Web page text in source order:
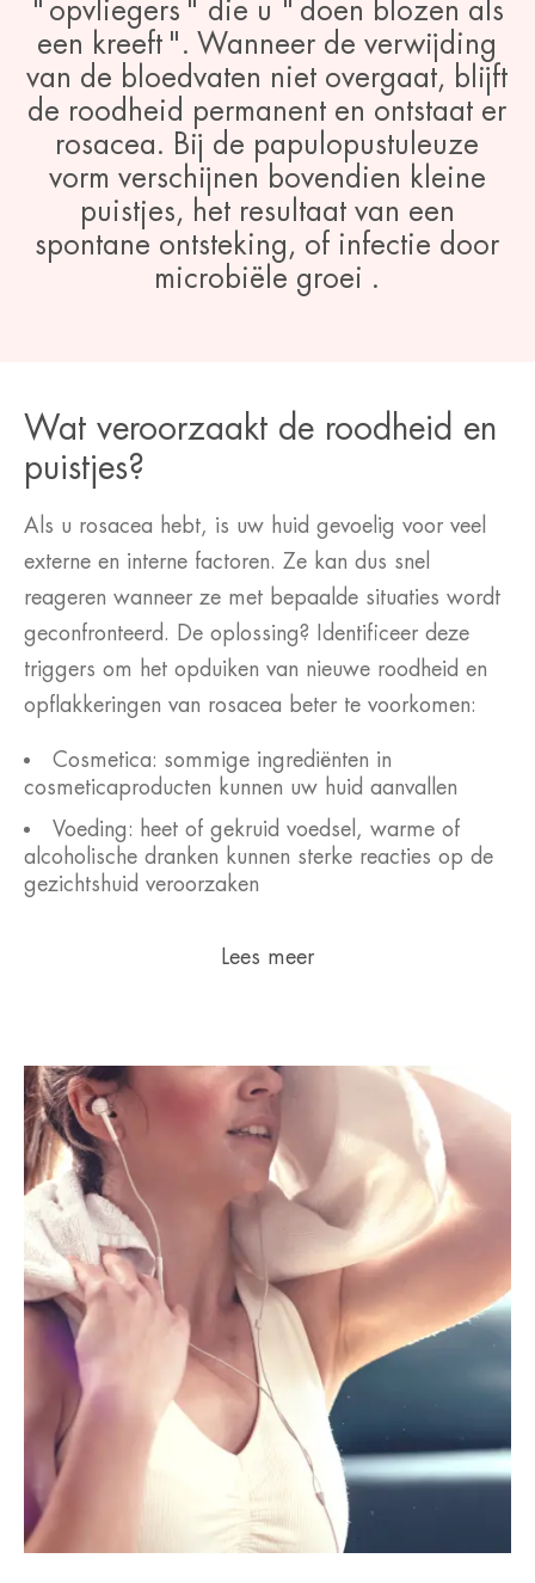
" opvliegers " die u " doen blozen als
een kreeft ". Wanneer de verwijding
van de bloedvaten niet overgaat, blijft
de roodheid permanent en ontstaat er
rosacea. Bij de papulopustuleuze
vorm verschijnen bovendien kleine
puistjes, het resultaat van een
spontane ontsteking, of infectie door
microbiële groei .
Wat veroorzaakt de roodheid en
puistjes?
Als u rosacea hebt, is uw huid gevoelig voor veel
externe en interne factoren. Ze kan dus snel
reageren wanneer ze met bepaalde situaties wordt
geconfronteerd. De oplossing? Identificeer deze
triggers om het opduiken van nieuwe roodheid en
opflakkeringen van rosacea beter te voorkomen:
Cosmetica: sommige ingrediënten in
cosmeticaproducten kunnen uw huid aanvallen
Voeding: heet of gekruid voedsel, warme of
alcoholische dranken kunnen sterke reacties op de
gezichtshuid veroorzaken
Lees meer